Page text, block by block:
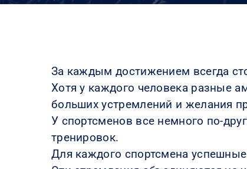
За каждым достижением всегда
Хотя у каждого человека разные
больших устремлений и желания
У спортсменов все немного по-
тренировок.
Для каждого спортсмена